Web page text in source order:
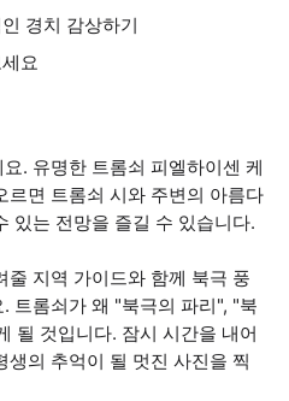
경치 감상하기
요
. 유명한 트롬쇠 피엘하이센 케
르면 트롬쇠 시와 주변의 아름다
있는 전망을 즐길 수 있습니다.
줄 지역 가이드와 함께 북극 풍
트롬쇠가 왜 "북극의 파리", "북
될 것입니다. 잠시 시간을 내어
의 추억이 될 멋진 사진을 찍